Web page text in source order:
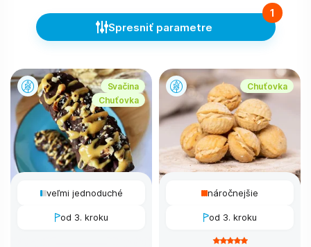
Spresniť parametre
1
Svačina
Chuťovka
veľmi jednoduché
od 3. kroku
Chuťovka
náročnejšie
od 3. kroku